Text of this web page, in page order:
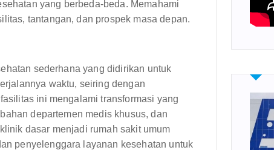
yang berbeda-beda. Memahami
tantangan, dan prospek masa depan.
sederhana yang didirikan untuk
waktu, seiring dengan
ini mengalami transformasi yang
departemen medis khusus, dan
dasar menjadi rumah sakit umum
penyelenggara layanan kesehatan untuk